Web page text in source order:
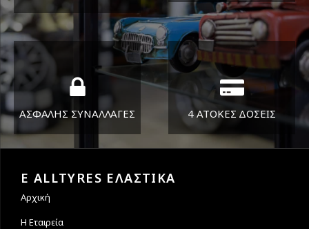
Όπου και αν είστε θα σας
στείλουμε τα ελαστικά σας
ΔΕΥ-ΠΑΡ 8:30-17:30
ΣΑΒ 8:30-13:30
ΑΣΦΑΛΗΣ ΣΥΝΑΛΛΑΓΕΣ 4 ΑΤΟΚΕΣ ΔΟΣΕΙΣ
E ALLTYRES ΕΛΑΣΤΙΚΑ
Αρχική
Η Εταιρεία